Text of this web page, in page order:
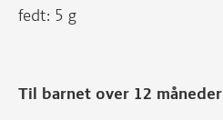
fedt: 5 g
Til barnet over 12 måneder